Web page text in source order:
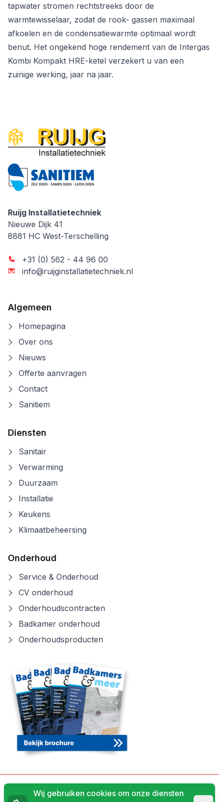
tapwater stromen rechtstreeks door de
warmtewisselaar, zodat de rook- gassen maximaal
afkoelen en de condensatiewarmte optimaal wordt
benut. Het ongekend hoge rendement van de Intergas
Kombi Kompakt HRE-ketel verzekert u van een
zuinige werking, jaar na jaar.
Ruijg Installatietechniek
Ruijg Installatietechniek
Nieuwe Dijk 41
8881 HC West-Terschelling
+31 (0) 562 - 44 96 00
info@ruijginstallatietechniek.nl
Algemeen
Homepagina
Over ons
Nieuws
Offerte aanvragen
Contact
Sanitiem
Diensten
Sanitair
Verwarming
Duurzaam
Installatie
Keukens
Klimaatbeheersing
Onderhoud
Service & Onderhoud
CV onderhoud
Onderhoudscontracten
Badkamer onderhoud
Onderhoudsproducten
Wij gebruiken cookies om onze diensten